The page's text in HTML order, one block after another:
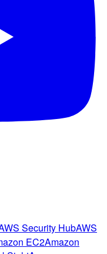
Security HubAWS
EC2Amazon